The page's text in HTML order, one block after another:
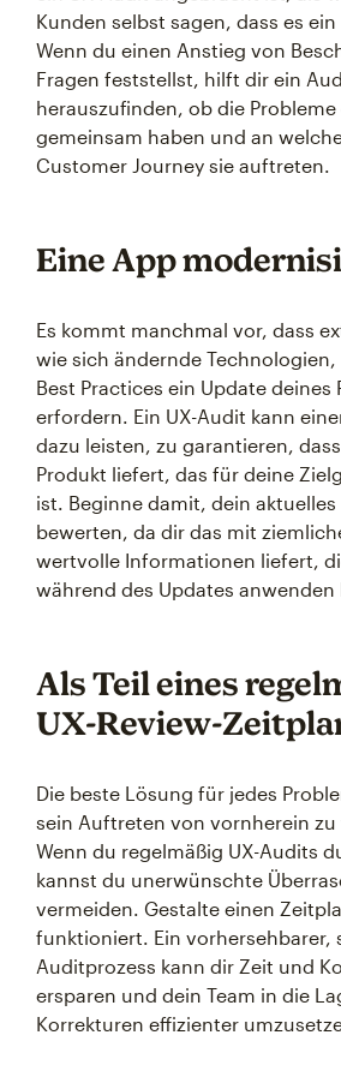
Kunden selbst sagen, dass es
Wenn du einen Anstieg von
Fragen feststellst, hilft dir ein
herauszufinden, ob die Probleme
gemeinsam haben und an
Customer Journey sie auftreten.
Eine App
Es kommt manchmal vor, dass
wie sich ändernde
Best Practices ein Update deines
erfordern. Ein UX-Audit kann
dazu leisten, zu garantieren,
Produkt liefert, das für deine
ist. Beginne damit, dein aktuelles
bewerten, da dir das mit
wertvolle Informationen liefert,
während des Updates anwenden
Als Teil eines
UX-Review-
Die beste Lösung für jedes
sein Auftreten von vornherein
Wenn du regelmäßig UX-Audits
kannst du unerwünschte
vermeiden. Gestalte einen
funktioniert. Ein vorhersehbarer,
Auditprozess kann dir Zeit und
ersparen und dein Team in die
Korrekturen effizienter